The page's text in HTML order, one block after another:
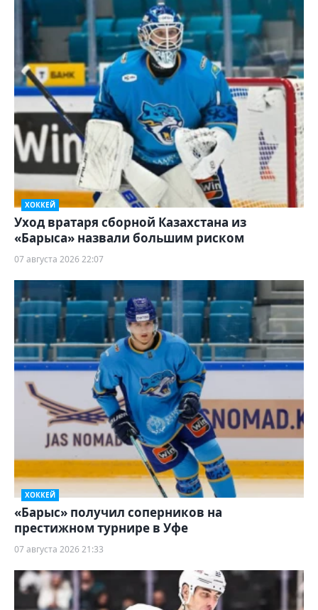
ХОККЕЙ
Уход вратаря сборной Казахстана из
«Барыса» назвали большим риском
07 августа 2026 22:07
ХОККЕЙ
«Барыс» получил соперников на
престижном турнире в Уфе
07 августа 2026 21:33